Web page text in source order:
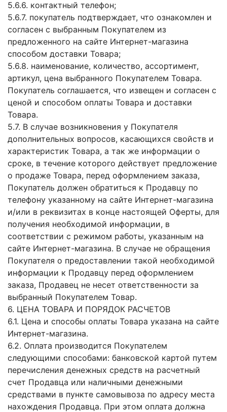
5.6.6. контактный телефон;
5.6.7. покупатель подтверждает, что ознакомлен и
согласен с выбранным Покупателем из
предложенного на сайте Интернет-магазина
способом доставки Товара;
5.6.8. наименование, количество, ассортимент,
артикул, цена выбранного Покупателем Товара.
Покупатель соглашается, что извещен и согласен с
ценой и способом оплаты Товара и доставки
Товара.
5.7. В случае возникновения у Покупателя
дополнительных вопросов, касающихся свойств и
характеристик Товара, а так же информации о
сроке, в течение которого действует предложение
о продаже Товара, перед оформлением заказа,
Покупатель должен обратиться к Продавцу по
телефону указанному на сайте Интернет-магазина
и/или в реквизитах в конце настоящей Оферты, для
получения необходимой информации, в
соответствии с режимом работы, указанным на
сайте Интернет-магазина. В случае не обращения
Покупателя о предоставлении такой необходимой
информации к Продавцу перед оформлением
заказа, Продавец не несет ответственности за
выбранный Покупателем Товар.
6. ЦЕНА ТОВАРА И ПОРЯДОК РАСЧЕТОВ
6.1. Цена и способы оплаты Товара указана на сайте
Интернет-магазина.
6.2. Оплата производится Покупателем
следующими способами: банковской картой путем
перечисления денежных средств на расчетный
счет Продавца или наличными денежными
средствами в пункте самовывоза по адресу места
нахождения Продавца. При этом оплата должна